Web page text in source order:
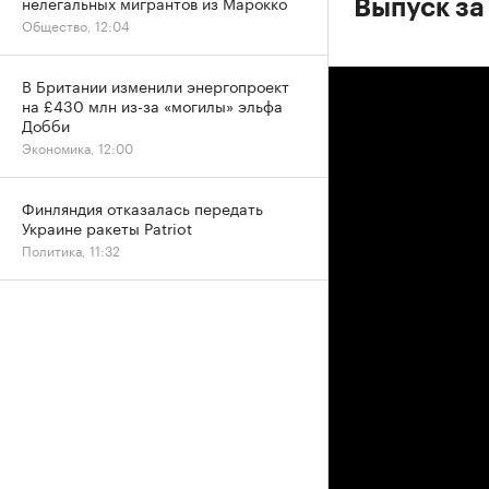
Выпуск
Общество, 12:04
В Британии изменили энергопроект
на £430 млн из-за «могилы» эльфа
Добби
Экономика, 12:00
Финляндия отказалась передать
Украине ракеты Patriot
Политика, 11:32